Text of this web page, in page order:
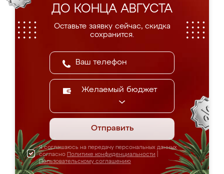
ДО КОНЦА АВГУСТА
Оставьте заявку сейчас, скидка
сохранится.
Желаемый бюджет
Отправить
Я соглашаюсь на передачу персональных данных
согласно Политике конфиденциальности
Пользовательскому соглашению